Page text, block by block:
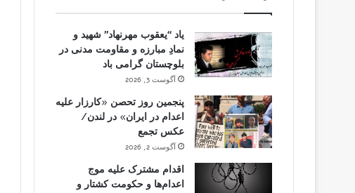
یاد “یعقوب مهرنهاد” شهید و
نمادِ مبارزه و مقاومت مدنی در
بلوچستان گرامی باد
آگوست 3, 2026
پنجمین روز تحصن «کارزار علیه
اعدام در ایران» در لندن/
عکس تجمع
آگوست 2, 2026
اقدام مشترک علیه موج
اعدام‌ها و حکومت کشتار و